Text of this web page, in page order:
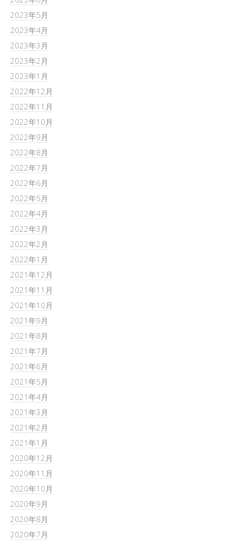
2023年5月
2023年4月
2023年3月
2023年2月
2023年1月
2022年12月
2022年11月
2022年10月
2022年9月
2022年8月
2022年7月
2022年6月
2022年5月
2022年4月
2022年3月
2022年2月
2022年1月
2021年12月
2021年11月
2021年10月
2021年9月
2021年8月
2021年7月
2021年6月
2021年5月
2021年4月
2021年3月
2021年2月
2021年1月
2020年12月
2020年11月
2020年10月
2020年9月
2020年8月
2020年7月